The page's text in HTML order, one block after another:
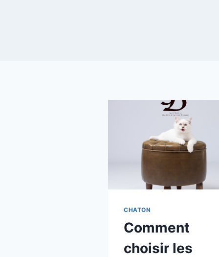
CHATON
Comment
choisir les